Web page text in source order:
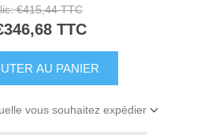
€415,44 TTC
TTC
vous souhaitez expédier